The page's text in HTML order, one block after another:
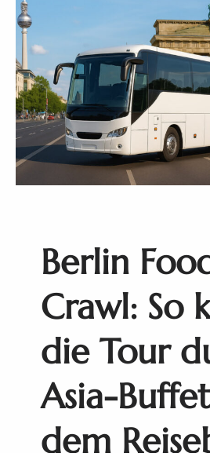
Berlin
Crawl: So
die Tour
Asia-
dem